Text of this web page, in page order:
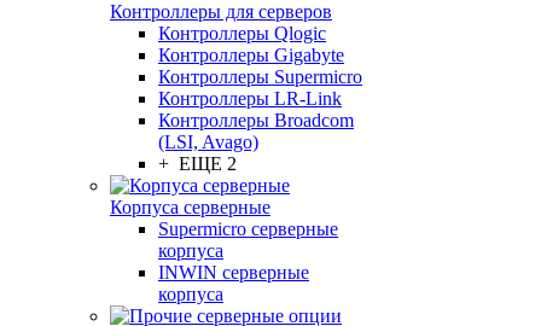
Контроллеры для серверов
Контроллеры Qlogic
Контроллеры Gigabyte
Контроллеры Supermicro
Контроллеры LR-Link
Контроллеры Broadcom
(LSI, Avago)
+ ЕЩЕ 2
Корпуса серверные
Supermicro серверные
корпуса
INWIN серверные
корпуса